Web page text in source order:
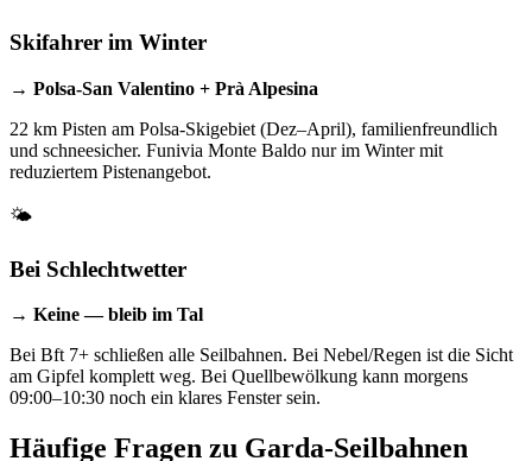
Skifahrer im Winter
→ Polsa-San Valentino + Prà Alpesina
22 km Pisten am Polsa-Skigebiet (Dez–April), familienfreundlich
und schneesicher. Funivia Monte Baldo nur im Winter mit
reduziertem Pistenangebot.
🌤️
Bei Schlechtwetter
→ Keine — bleib im Tal
Bei Bft 7+ schließen alle Seilbahnen. Bei Nebel/Regen ist die Sicht
am Gipfel komplett weg. Bei Quellbewölkung kann morgens
09:00–10:30 noch ein klares Fenster sein.
Häufige Fragen zu Garda-Seilbahnen